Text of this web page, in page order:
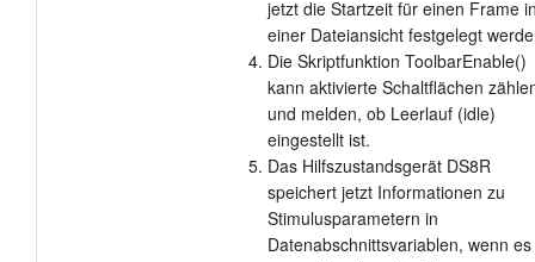
jetzt die Startzeit für einen Frame
einer Dateiansicht festgelegt
Die Skriptfunktion ToolbarEnable()
kann aktivierte Schaltflächen
und melden, ob Leerlauf (idle)
eingestellt ist.
Das Hilfszustandsgerät DS8R
speichert jetzt Informationen zu
Stimulusparametern in
Datenabschnittsvariablen, wenn es